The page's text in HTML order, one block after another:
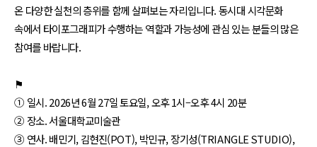
온 다양한 실천의 층위를 함께 살펴보는 자리입니다. 동시대 시각문화
속에서 타이포그래피가 수행하는 역할과 가능성에 관심 있는 분들의 많은
참여를 바랍니다.
⚑
① 일시. 2026년 6월 27일 토요일, 오후 1시–오후 4시 20분
② 장소. 서울대학교미술관
③ 연사. 배민기, 김현진(POT), 박민규, 장기성(TRIANGLE STUDIO),